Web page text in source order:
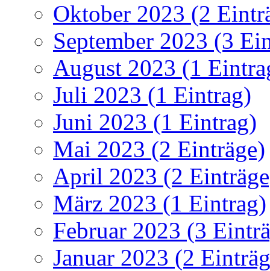
Oktober 2023 (2
September 2023 (3
August 2023 (1
Juli 2023 (1 Eintrag)
Juni 2023 (1 Eintrag)
Mai 2023 (2 Einträge)
April 2023 (2
März 2023 (1 Eintrag)
Februar 2023 (3
Januar 2023 (2